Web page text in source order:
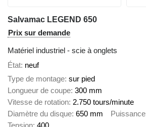
Salvamac LEGEND 650
Prix sur demande
Matériel industriel - scie à onglets
État neuf
Type de montage sur pied
Longueur de coupe 300 mm
Vitesse de rotation 2.750 tours/minute
Diamètre du disque 650 mm Puissance
Tension 400